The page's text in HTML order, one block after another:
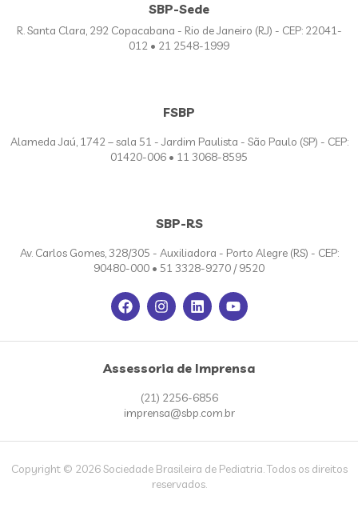
SBP-Sede
R. Santa Clara, 292 Copacabana - Rio de Janeiro (RJ) - CEP: 22041-
012 • 21 2548-1999
FSBP
Alameda Jaú, 1742 – sala 51 - Jardim Paulista - São Paulo (SP) - CEP:
01420-006 • 11 3068-8595
SBP-RS
Av. Carlos Gomes, 328/305 - Auxiliadora - Porto Alegre (RS) - CEP:
90480-000 • 51 3328-9270 / 9520
Assessoria de Imprensa
(21) 2256-6856
imprensa@sbp.com.br
Copyright © 2026 Sociedade Brasileira de Pediatria. Todos os direitos
reservados.